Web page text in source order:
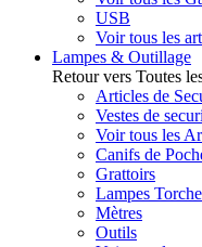
USB
Voir tous les
Lampes & Outillage
Retour vers Toutes
Articles de
Vestes de
Voir tous les
Canifs de
Grattoirs
Lampes
Mètres
Outils